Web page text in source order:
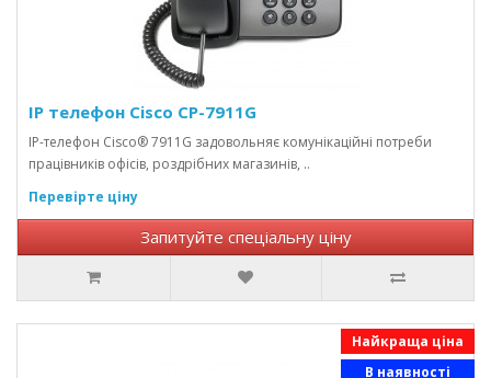
IP телефон Cisco CP-7911G
IP-телефон Cisco® 7911G задовольняє комунікаційні потреби
працівників офісів, роздрібних магазинів, ..
Перевірте ціну
Запитуйте спеціальну ціну
Найкраща ціна
В наявності